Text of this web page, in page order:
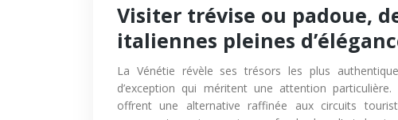
Visiter trévise ou padoue,
italiennes pleines
La Vénétie révèle ses trésors les plus
d’exception qui méritent une attention
offrent une alternative raffinée aux circuits